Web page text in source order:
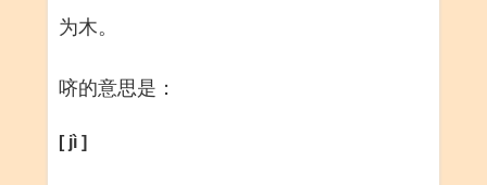
为木。
哜的意思是：
[ jì ]